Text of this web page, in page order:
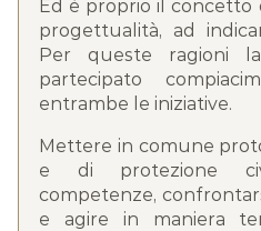
Ed è proprio il
progettualità, ad
Per queste ragioni
partecipato
entrambe le iniziative.
Mettere in comune
e di protezione
competenze,
e agire in maniera